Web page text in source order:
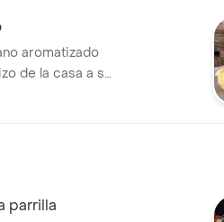
aromatizado
de la casa a su
o en cascos.
parrilla